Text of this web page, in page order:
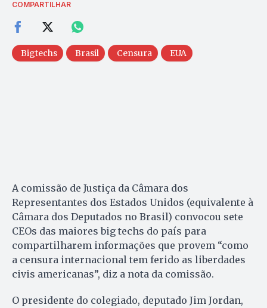
COMPARTILHAR
Bigtechs Brasil Censura EUA
A comissão de Justiça da Câmara dos
Representantes dos Estados Unidos (equivalente à
Câmara dos Deputados no Brasil) convocou sete
CEOs das maiores big techs do país para
compartilharem informações que provem “como
a censura internacional tem ferido as liberdades
civis americanas”, diz a nota da comissão.
O presidente do colegiado, deputado Jim Jordan,